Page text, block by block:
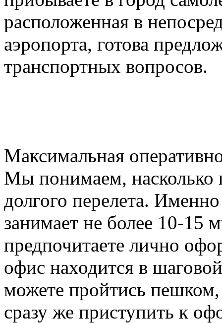
расположенная в
аэропорта, готова
транспортных вопросов.
Максимальная
Мы понимаем, насколько
долгого перелета.
занимает не более 10-15
предпочитаете лично
офис находится в
можете пройтись пешком,
сразу же приступить к